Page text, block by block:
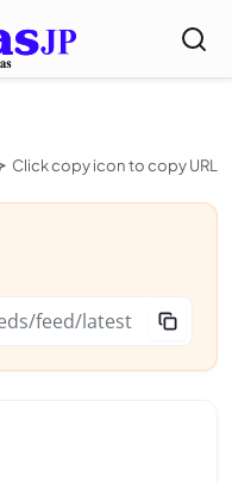
Click copy icon to copy URL